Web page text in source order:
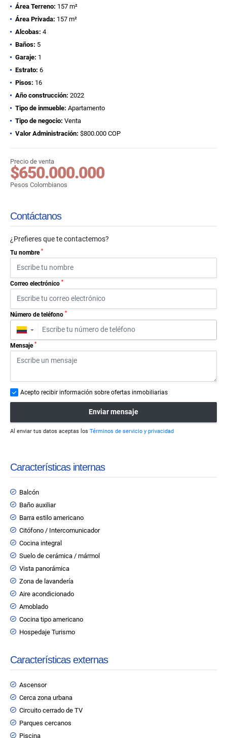
Área Terreno: 157 m²
Área Privada: 157 m²
Alcobas: 4
Baños: 5
Garaje: 1
Estrato: 6
Pisos: 16
Año construcción: 2022
Tipo de inmueble: Apartamento
Tipo de negocio: Venta
Valor Administración: $800.000 COP
Precio de venta
$650.000.000
Pesos Colombianos
Contáctanos
¿Prefieres que te contactemos?
Tu nombre *
Correo electrónico *
Número de teléfono *
▼
Mensaje *
Acepto recibir información sobre ofertas inmobiliarias
Enviar mensaje
Al enviar tus datos aceptas los Términos de servicio y privacidad
Características internas
Balcón
Baño auxiliar
Barra estilo americano
Citófono / Intercomunicador
Cocina integral
Suelo de cerámica / mármol
Vista panorámica
Zona de lavandería
Aire acondicionado
Amoblado
Cocina tipo americano
Hospedaje Turismo
Características externas
Ascensor
Cerca zona urbana
Circuito cerrado de TV
Parques cercanos
Piscina